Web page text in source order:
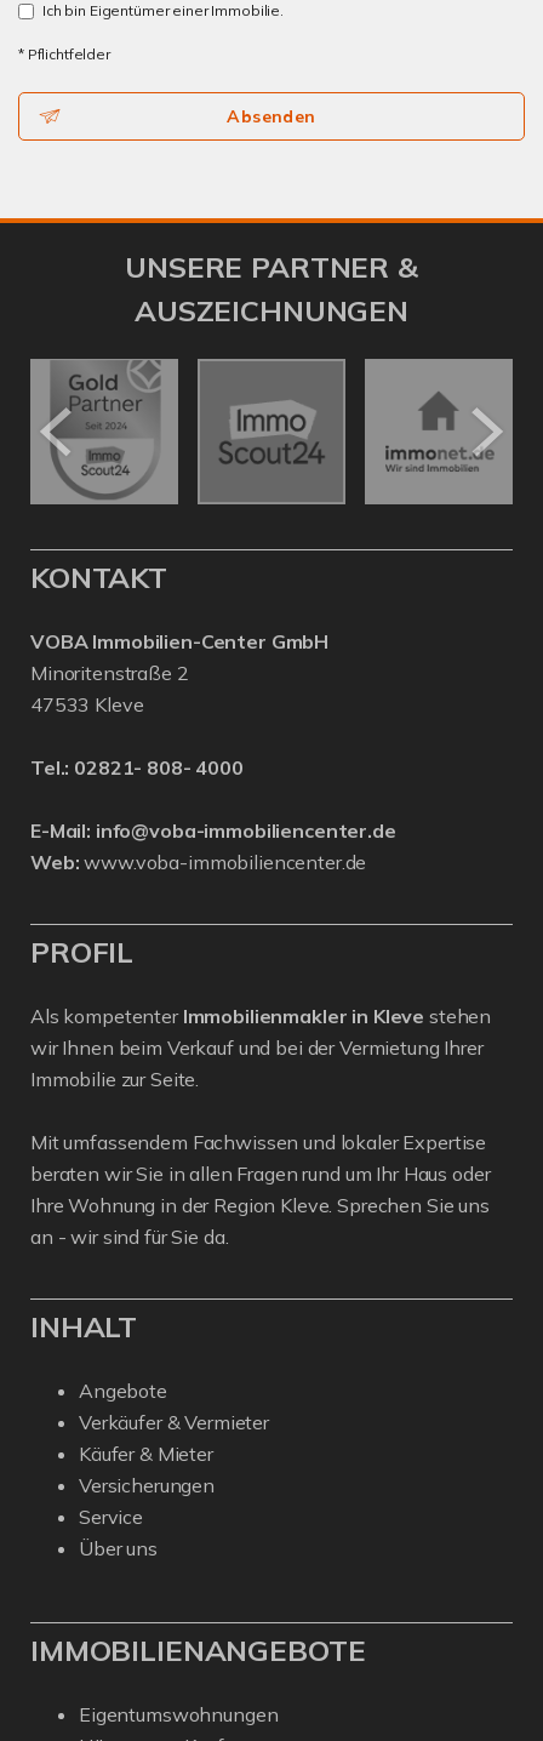
Ich bin Eigentümer einer Immobilie.
* Pflichtfelder
Absenden
UNSERE PARTNER &
AUSZEICHNUNGEN
KONTAKT
VOBA Immobilien-Center GmbH
Minoritenstraße 2
47533 Kleve
Tel.: 02821- 808- 4000
E-Mail: info@voba-immobiliencenter.de
Web: www.voba-immobiliencenter.de
PROFIL
Als kompetenter Immobilienmakler in Kleve stehen
wir Ihnen beim Verkauf und bei der Vermietung Ihrer
Immobilie zur Seite.
Mit umfassendem Fachwissen und lokaler Expertise
beraten wir Sie in allen Fragen rund um Ihr Haus oder
Ihre Wohnung in der Region Kleve. Sprechen Sie uns
an - wir sind für Sie da.
INHALT
Angebote
Verkäufer & Vermieter
Käufer & Mieter
Versicherungen
Service
Über uns
IMMOBILIENANGEBOTE
Eigentumswohnungen